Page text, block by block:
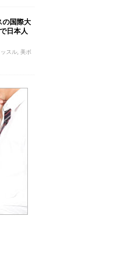
の国際大
日本人
スル, 美ボ